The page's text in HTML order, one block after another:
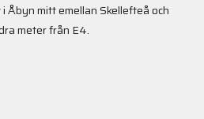
Åbyn mitt emellan Skellefteå och
meter från E4.